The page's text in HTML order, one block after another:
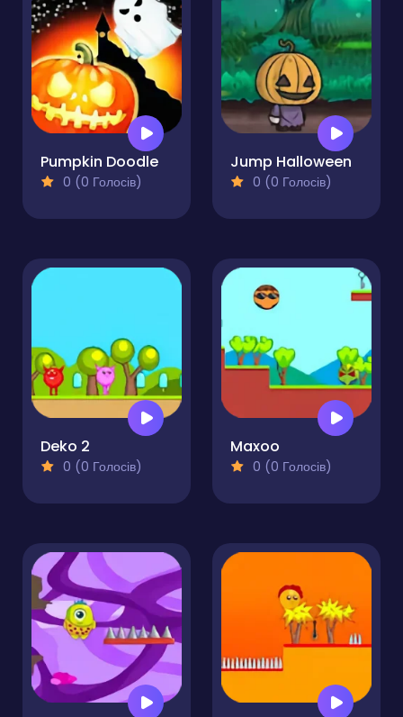
Pumpkin Doodle
0 (0 Голосів)
Jump Halloween
0 (0 Голосів)
Deko 2
0 (0 Голосів)
Maxoo
0 (0 Голосів)